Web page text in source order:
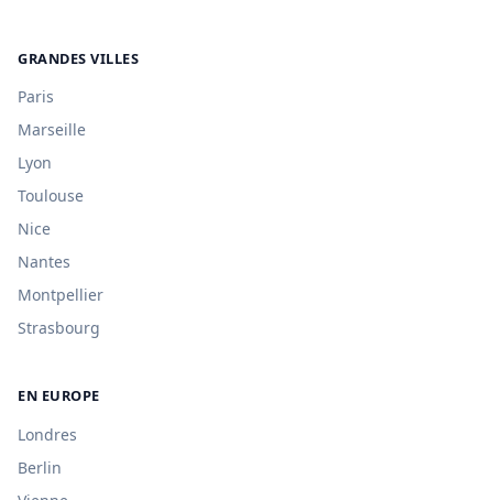
GRANDES VILLES
Paris
Marseille
Lyon
Toulouse
Nice
Nantes
Montpellier
Strasbourg
EN EUROPE
Londres
Berlin